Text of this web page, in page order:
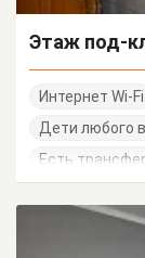
Этаж под-
Интернет Wi-Fi
Дети любого
Есть